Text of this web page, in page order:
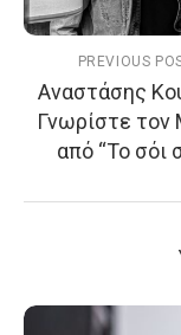
PREVIOUS
Αναστάσης
Γνωρίστε τον
από “Το σόι